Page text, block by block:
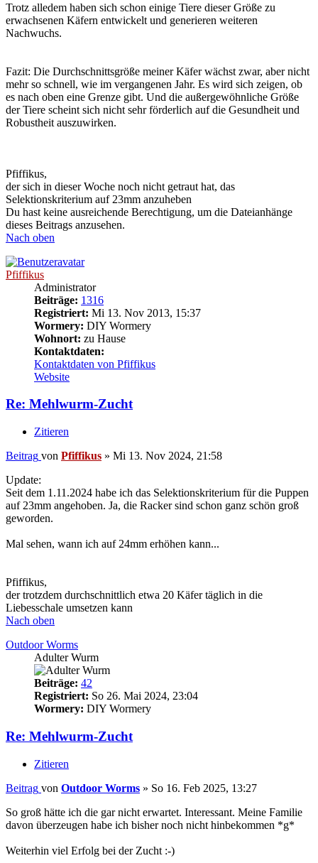
Trotz alledem haben sich schon einige Tiere dieser Größe zu
erwachsenen Käfern entwickelt und generieren weiteren
Nachwuchs.
Fazit: Die Durchschnittsgröße meiner Käfer wächst zwar, aber nicht
mehr so schnell, wie im vergangenen Jahr. Es wird sich zeigen, ob
es nach oben eine Grenze gibt. Und die außergewöhnliche Größe
der Tiere scheint sich nicht sehr förderlich auf die Gesundheit und
Robustheit auszuwirken.
Pfiffikus,
der sich in dieser Woche noch nicht getraut hat, das
Selektionskriterium auf 23mm anzuheben
Du hast keine ausreichende Berechtigung, um die Dateianhänge
dieses Beitrags anzusehen.
Nach oben
Pfiffikus
Administrator
Beiträge: 1316
Registriert: Mi 13. Nov 2013, 15:37
Wormery: DIY Wormery
Wohnort: zu Hause
Kontaktdaten:
Kontaktdaten von Pfiffikus
Website
Re: Mehlwurm-Zucht
Zitieren
Beitrag von Pfiffikus » Mi 13. Nov 2024, 21:58
Update:
Seit dem 1.11.2024 habe ich das Selektionskriterium für die Puppen
auf 23mm angehoben. Ja, die Racker sind schon ganz schön groß
geworden.
Mal sehen, wann ich auf 24mm erhöhen kann...
Pfiffikus,
der trotzdem durchschnittlich etwa 20 Käfer täglich in die
Liebesschale umsetzen kann
Nach oben
Outdoor Worms
Adulter Wurm
Beiträge: 42
Registriert: So 26. Mai 2024, 23:04
Wormery: DIY Wormery
Re: Mehlwurm-Zucht
Zitieren
Beitrag von Outdoor Worms » So 16. Feb 2025, 13:27
So groß hätte ich die gar nicht erwartet. Interessant. Meine Familie
davon überzeugen habe ich bisher noch nicht hinbekommen *g*
Weiterhin viel Erfolg bei der Zucht :-)